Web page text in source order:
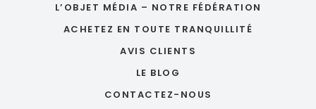
L’OBJET MÉDIA – NOTRE FÉDÉRATION
ACHETEZ EN TOUTE TRANQUILLITÉ
AVIS CLIENTS
LE BLOG
CONTACTEZ-NOUS